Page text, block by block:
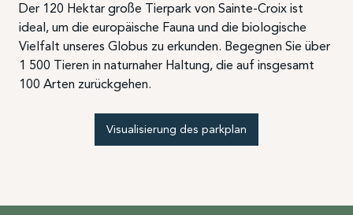
Der 120 Hektar große Tierpark von Sainte-Croix ist
ideal, um die europäische Fauna und die biologische
Vielfalt unseres Globus zu erkunden. Begegnen Sie über
1 500 Tieren in naturnaher Haltung, die auf insgesamt
100 Arten zurückgehen.
Visualisierung des parkplan